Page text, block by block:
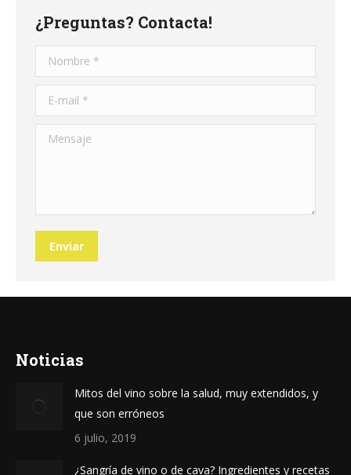
¿Preguntas? Contacta!
Nombre *
E-mail *
Mensaje
Enviar
Noticias
Mitos del vino sobre la salud, muy extendidos, y
que son erróneos
6 julio, 2019
¿Sangría de vino o de cava? Ingredientes y recetas